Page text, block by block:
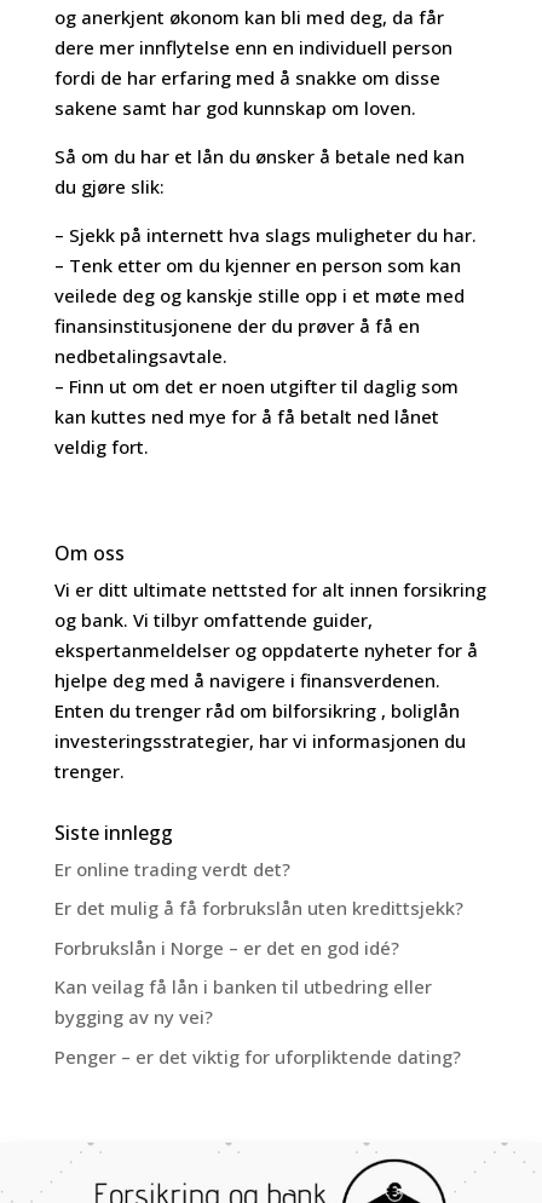
og anerkjent økonom kan bli med deg, da får
dere mer innflytelse enn en individuell person
fordi de har erfaring med å snakke om disse
sakene samt har god kunnskap om loven.
Så om du har et lån du ønsker å betale ned kan
du gjøre slik:
– Sjekk på internett hva slags muligheter du har.
– Tenk etter om du kjenner en person som kan
veilede deg og kanskje stille opp i et møte med
finansinstitusjonene der du prøver å få en
nedbetalingsavtale.
– Finn ut om det er noen utgifter til daglig som
kan kuttes ned mye for å få betalt ned lånet
veldig fort.
Om oss
Vi er ditt ultimate nettsted for alt innen forsikring
og bank. Vi tilbyr omfattende guider,
ekspertanmeldelser og oppdaterte nyheter for å
hjelpe deg med å navigere i finansverdenen.
Enten du trenger råd om bilforsikring , boliglån
investeringsstrategier, har vi informasjonen du
trenger.
Siste innlegg
Er online trading verdt det?
Er det mulig å få forbrukslån uten kredittsjekk?
Forbrukslån i Norge – er det en god idé?
Kan veilag få lån i banken til utbedring eller
bygging av ny vei?
Penger – er det viktig for uforpliktende dating?